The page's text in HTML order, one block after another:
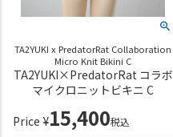
TA2YUKI x PredatorRat Collaboration
Micro Knit Bikini C
TA2YUKI×PredatorRat コラボ
マイクロニットビキニ C
Price ¥15,400税込